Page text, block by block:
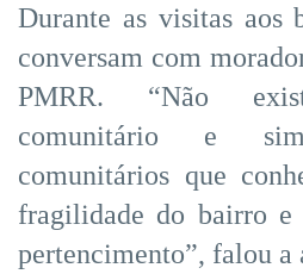
Durante as visitas aos
conversam com
PMRR. “Não
comunitário e sim
comunitários que
fragilidade do bairro e
pertencimento”, falou a